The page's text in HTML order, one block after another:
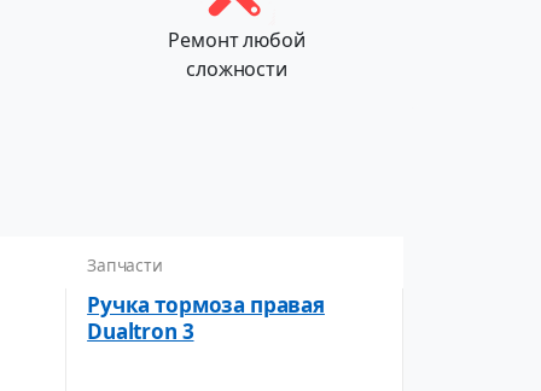
Ремонт любой
сложности
Запчасти
Ручка тормоза правая
Dualtron 3